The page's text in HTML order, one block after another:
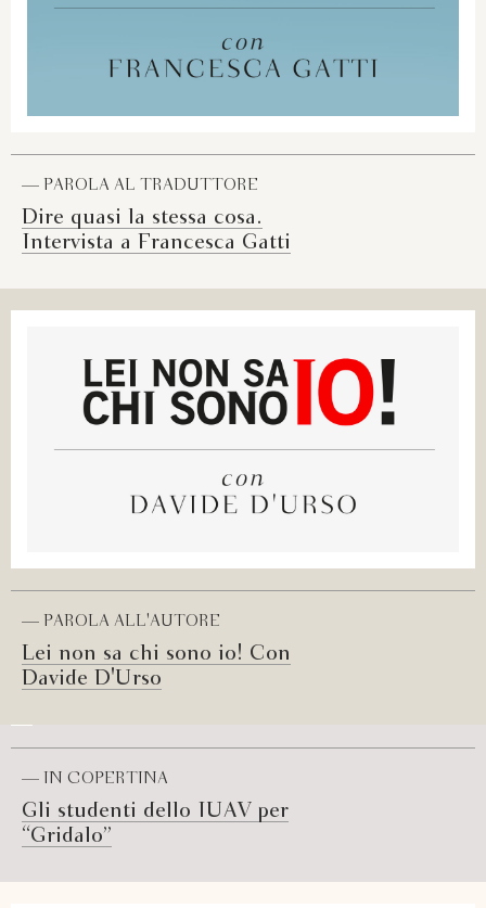
— PAROLA AL TRADUTTORE
Dire quasi la stessa cosa.
Intervista a Francesca Gatti
— PAROLA ALL'AUTORE
Lei non sa chi sono io! Con
Davide D'Urso
— IN COPERTINA
Gli studenti dello IUAV per
“Gridalo”